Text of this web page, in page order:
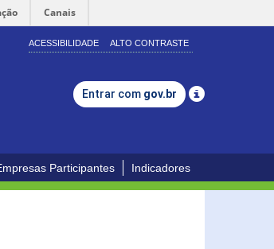
Canais
ACESSIBILIDADE ALTO CONTRASTE
Entrar com gov.br
Participantes Indicadores